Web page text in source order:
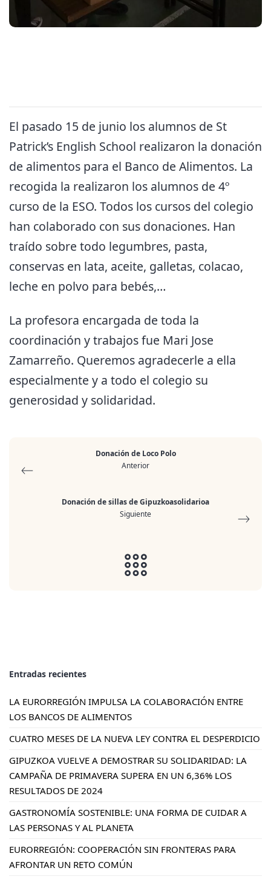
El pasado 15 de junio los alumnos de St
Patrick’s English School realizaron la donación
de alimentos para el Banco de Alimentos. La
recogida la realizaron los alumnos de 4º
curso de la ESO. Todos los cursos del colegio
han colaborado con sus donaciones. Han
traído sobre todo legumbres, pasta,
conservas en lata, aceite, galletas, colacao,
leche en polvo para bebés,…
La profesora encargada de toda la
coordinación y trabajos fue Mari Jose
Zamarreño. Queremos agradecerle a ella
especialmente y a todo el colegio su
generosidad y solidaridad.
Donación de Loco Polo
Anterior
Donación de sillas de Gipuzkoasolidarioa
Siguiente
Entradas recientes
LA EURORREGIÓN IMPULSA LA COLABORACIÓN ENTRE
LOS BANCOS DE ALIMENTOS
CUATRO MESES DE LA NUEVA LEY CONTRA EL DESPERDICIO
GIPUZKOA VUELVE A DEMOSTRAR SU SOLIDARIDAD: LA
CAMPAÑA DE PRIMAVERA SUPERA EN UN 6,36% LOS
RESULTADOS DE 2024
GASTRONOMÍA SOSTENIBLE: UNA FORMA DE CUIDAR A
LAS PERSONAS Y AL PLANETA
EURORREGIÓN: COOPERACIÓN SIN FRONTERAS PARA
AFRONTAR UN RETO COMÚN